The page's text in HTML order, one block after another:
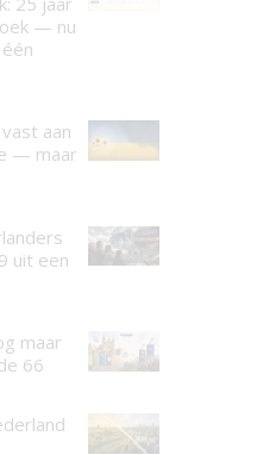
— nu
aan
— maar
uit een
maar
66